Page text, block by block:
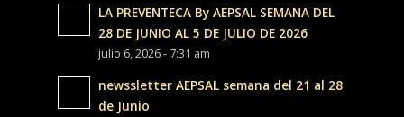
LA PREVENTECA By AEPSAL SEMANA DEL
28 DE JUNIO AL 5 DE JULIO DE 2026
julio 6, 2026 - 7:31 am
newssletter AEPSAL semana del 21 al 28
de Junio